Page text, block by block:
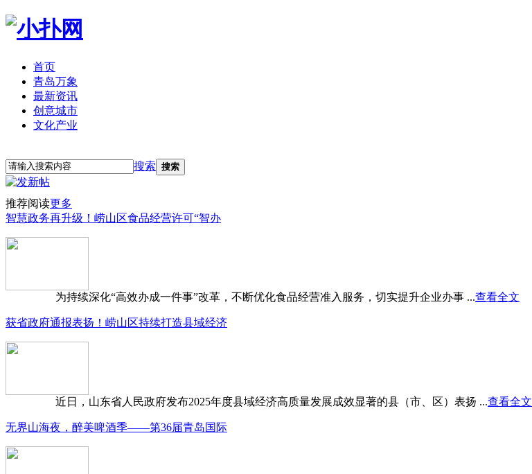
首页
青岛万象
最新资讯
创意城市
文化产业
搜索 搜索
推荐阅读更多
智慧政务再升级！崂山区食品经营许可“智办
为持续深化“高效办成一件事”改革，不断优化食品经营准入服务，切实提升企业办事 ...查看全文
获省政府通报表扬！崂山区持续打造县域经济
近日，山东省人民政府发布2025年度县域经济高质量发展成效显著的县（市、区）表扬 ...查看全文
无界山海夜，醉美啤酒季——第36届青岛国际